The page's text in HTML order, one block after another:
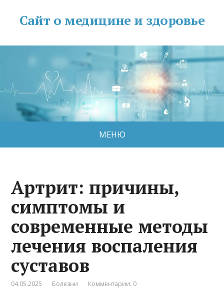
Сайт о медицине и здоровье
МЕНЮ
Артрит: причины,
симптомы и
современные методы
лечения воспаления
суставов
04.05.2025 Болезни Комментарии: 0